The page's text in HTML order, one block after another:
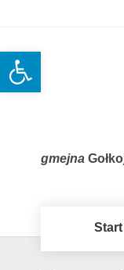
gmejna
Start
Open toolbar